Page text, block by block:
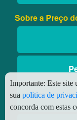
Sobre a Preço
Importante: Este site
sua politica de
concorda com estas